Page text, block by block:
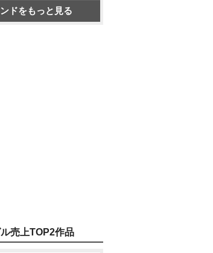
ドをもっと見る
売上TOP2作品